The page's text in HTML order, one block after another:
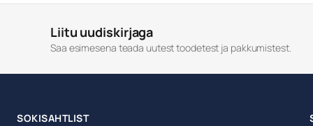
Liitu uudiskirjaga
Saa esimesena teada uutest toodetest ja pakkumistest.
SOKISAHTLIST